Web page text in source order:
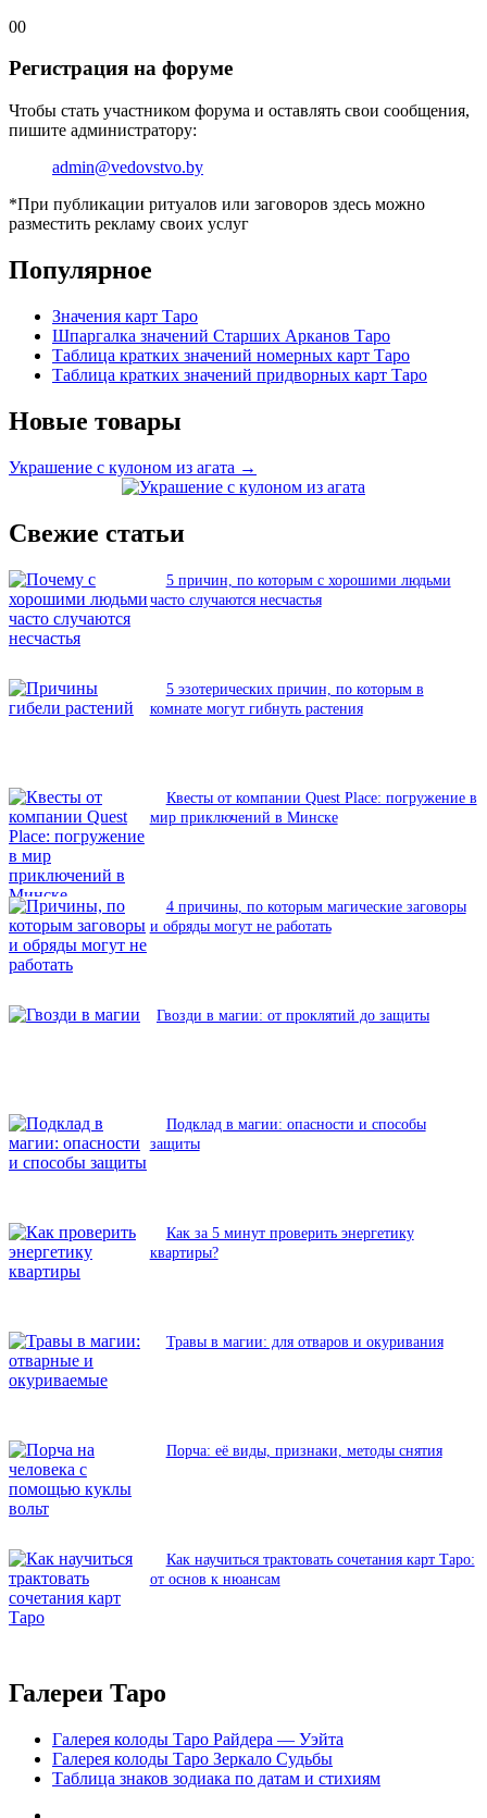
Голосуйте
палец
0Голосуйте
палец
0
Регистрация на форуме
Чтобы стать участником форума и оставлять свои сообщения,
пишите администратору:
admin@vedovstvo.by
*При публикации ритуалов или заговоров здесь можно
разместить рекламу своих услуг
Популярное
Значения карт Таро
Шпаргалка значений Старших Арканов Таро
Таблица кратких значений номерных карт Таро
Таблица кратких значений придворных карт Таро
Новые товары
Украшение с кулоном из агата →
Свежие статьи
5 причин, по которым с хорошими людьми
часто случаются несчастья
5 эзотерических причин, по которым в
комнате могут гибнуть растения
Квесты от компании Quest Place: погружение в
мир приключений в Минске
4 причины, по которым магические заговоры
и обряды могут не работать
Гвозди в магии: от проклятий до защиты
Подклад в магии: опасности и способы
защиты
Как за 5 минут проверить энергетику
квартиры?
Травы в магии: для отваров и окуривания
Порча: её виды, признаки, методы снятия
Как научиться трактовать сочетания карт Таро:
от основ к нюансам
Галереи Таро
Галерея колоды Таро Райдера — Уэйта
Галерея колоды Таро Зеркало Судьбы
Таблица знаков зодиака по датам и стихиям